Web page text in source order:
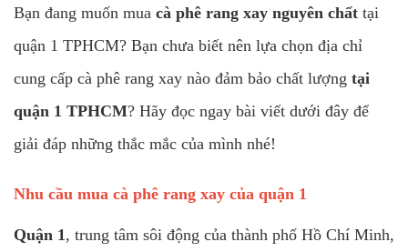
Bạn đang muốn mua cà phê rang xay nguyên chất tại
quận 1 TPHCM? Bạn chưa biết nên lựa chọn địa chỉ
cung cấp cà phê rang xay nào đảm bảo chất lượng tại
quận 1 TPHCM? Hãy đọc ngay bài viết dưới đây để
giải đáp những thắc mắc của mình nhé!
Nhu cầu mua cà phê rang xay của quận 1
Quận 1 , trung tâm sôi động của thành phố Hồ Chí Minh,